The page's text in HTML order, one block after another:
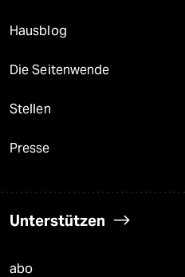
Hausblog
Die Seitenwende
Stellen
Presse
Unterstützen
abo